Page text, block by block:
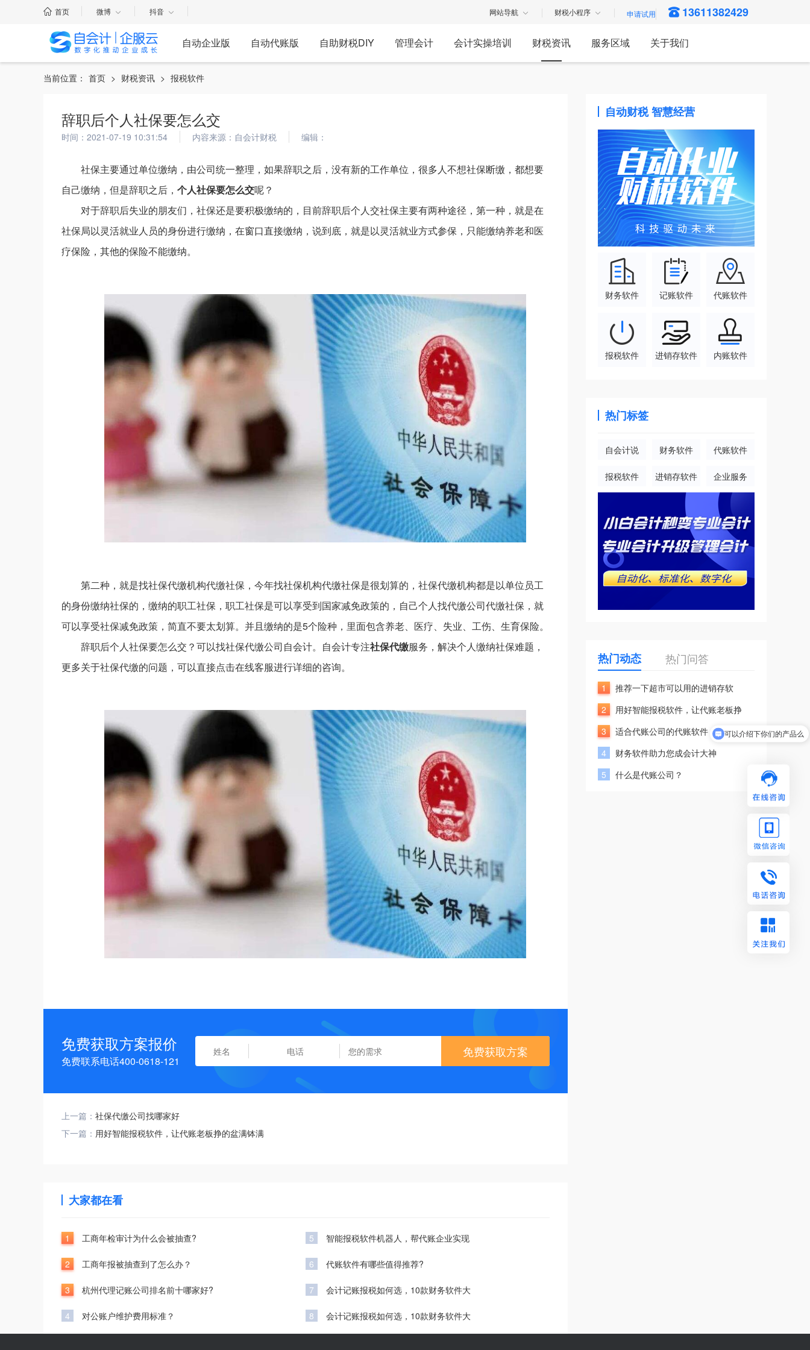
首页 微博 抖音 网站导航 财税小程序 13611382429
自动企业版 自动代账版 自助财税DIY 管理会计 会计实操培训 财税资讯 服务区域 关于我们
当前位置： 首页 > 财税资讯 > 报税软件
辞职后个人社保要怎么交
时间：2021-07-19 10:31:54 内容来源：自会计财税 编辑：
社保主要通过单位缴纳，由公司统一整理，如果辞职之后，没有新的工作单位，很多人不想社保断缴，都想要
自己缴纳，但是辞职之后， 个人社保要怎么交呢？
对于辞职后失业的朋友们，社保还是要积极缴纳的，目前辞职后个人交社保主要有两种途径，第一种，就是在
社保局以灵活就业人员的身份进行缴纳，在窗口直接缴纳，说到底，就是以灵活就业方式参保，只能缴纳养老和医
疗保险，其他的保险不能缴纳。
第二种，就是找社保代缴机构代缴社保，今年找社保机构代缴社保是很划算的，社保代缴机构都是以单位员工
的身份缴纳社保的，缴纳的职工社保，职工社保是可以享受到国家减免政策的，自己个人找代缴公司代缴社保，就
可以享受社保减免政策，简直不要太划算。并且缴纳的是5个险种，里面包含养老、医疗、失业、工伤、生育保险。
辞职后个人社保要怎么交？可以找社保代缴公司自会计。自会计专注社保代缴服务，解决个人缴纳社保难题，
更多关于社保代缴的问题，可以直接点击在线客服进行详细的咨询。
免费获取方案报价
免费联系电话400-0618-121
免费获取方案
上一篇： 社保代缴公司找哪家好
下一篇： 用好智能报税软件，让代账老板挣的盆满钵满
大家都在看
1 工商年检审计为什么会被抽查?
2 工商年报被抽查到了怎么办？
3 杭州代理记账公司排名前十哪家好?
4 对公账户维护费用标准？
5 智能报税软件机器人，帮代账企业实现
6 代账软件有哪些值得推荐?
7 会计记账报税如何选，10款财务软件大
8 会计记账报税如何选，10款财务软件大
自动财税 智慧经营
财务软件 记账软件 代账软件
报税软件 进销存软件 内账软件
热门标签
自会计说 财务软件 代账软件
报税软件 进销存软件 企业服务
热门动态 热门问答
1
推荐一下超市可以用的进销存软
2
用好智能报税软件，让代账老板挣
3
适合代账公司的代账软件
4
财务软件助力您成会计大神
5
什么是代账公司？
可以介绍下你们的产品么
你们是怎么收费的呢